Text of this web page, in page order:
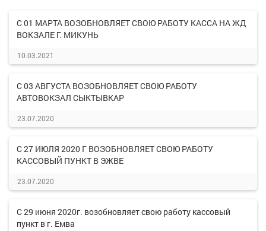
С 01 МАРТА ВОЗОБНОВЛЯЕТ СВОЮ РАБОТУ КАССА НА ЖД
ВОКЗАЛЕ Г. МИКУНЬ
10.03.2021
С 03 АВГУСТА ВОЗОБНОВЛЯЕТ СВОЮ РАБОТУ
АВТОВОКЗАЛ СЫКТЫВКАР
23.07.2020
С 27 ИЮЛЯ 2020 Г ВОЗОБНОВЛЯЕТ СВОЮ РАБОТУ
КАССОВЫЙ ПУНКТ В ЭЖВЕ
23.07.2020
С 29 июня 2020г. возобновляет свою работу кассовый
пункт в г. Емва